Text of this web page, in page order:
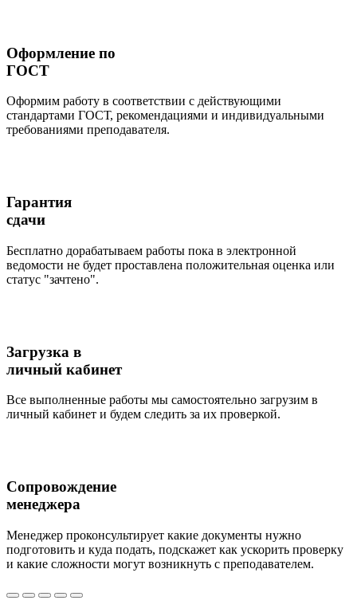
Оформление по
ГОСТ
Оформим работу в соответствии с действующими
стандартами ГОСТ, рекомендациями и индивидуальными
требованиями преподавателя.
Гарантия
сдачи
Бесплатно дорабатываем работы пока в электронной
ведомости не будет проставлена положительная оценка или
статус "зачтено".
Загрузка в
личный кабинет
Все выполненные работы мы самостоятельно загрузим в
личный кабинет и будем следить за их проверкой.
Сопровождение
менеджера
Менеджер проконсультирует какие документы нужно
подготовить и куда подать, подскажет как ускорить проверку
и какие сложности могут возникнуть с преподавателем.